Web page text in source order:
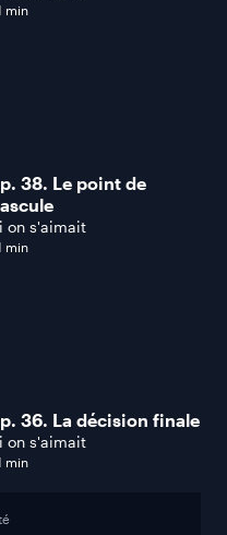
min
38. Le point de
on s'aimait
min
36. La décision finale
on s'aimait
min